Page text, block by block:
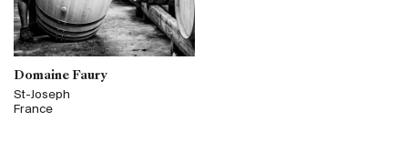
Domaine Faury
St-Joseph
France